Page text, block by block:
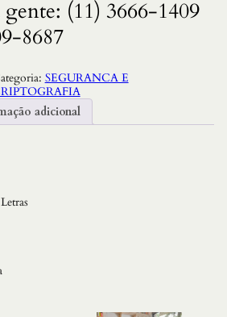
(11) 3666-1409
8687
SEGURANCA E
adicional